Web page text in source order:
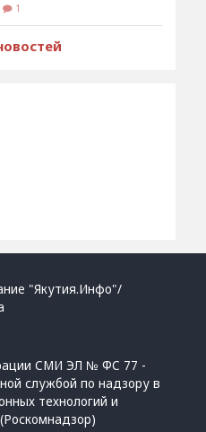
1
"Якутия.Инфо"/
СМИ ЭЛ № ФС 77 -
службой по надзору в
технологий и